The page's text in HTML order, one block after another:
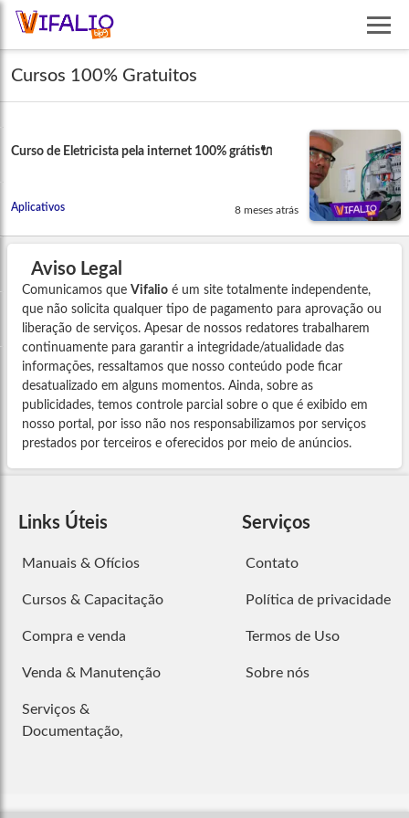
Cursos 100% Gratuitos
Curso de Eletricista pela internet 100% grátis🔌
Aplicativos 8 meses atrás
Aviso Legal
Comunicamos que Vifalio é um site totalmente independente,
que não solicita qualquer tipo de pagamento para aprovação ou
liberação de serviços. Apesar de nossos redatores trabalharem
continuamente para garantir a integridade/atualidade das
informações, ressaltamos que nosso conteúdo pode ficar
desatualizado em alguns momentos. Ainda, sobre as
publicidades, temos controle parcial sobre o que é exibido em
nosso portal, por isso não nos responsabilizamos por serviços
prestados por terceiros e oferecidos por meio de anúncios.
Links Úteis
Manuais & Ofícios
Cursos & Capacitação
Compra e venda
Venda & Manutenção
Serviços &
Documentação,
Serviços
Contato
Política de privacidade
Termos de Uso
Sobre nós